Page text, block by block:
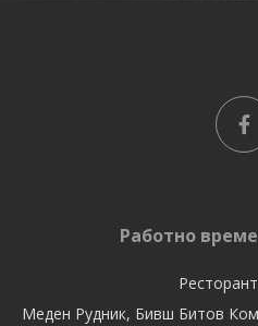
Работно
Меден Рудник, Бивш Битов